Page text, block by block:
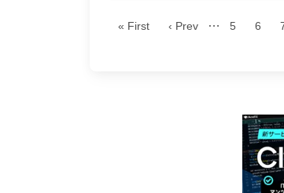
« First ‹ Prev … 5 6